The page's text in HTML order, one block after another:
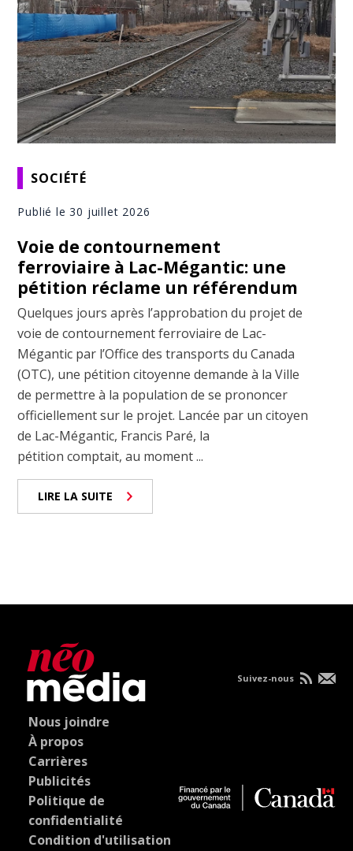
SOCIÉTÉ
Publié le 30 juillet 2026
Voie de contournement
ferroviaire à Lac-Mégantic: une
pétition réclame un référendum
Quelques jours après l’approbation du projet de
voie de contournement ferroviaire de Lac-
Mégantic par l’Office des transports du Canada
(OTC), une pétition citoyenne demande à la Ville
de permettre à la population de se prononcer
officiellement sur le projet. Lancée par un citoyen
de Lac-Mégantic, Francis Paré, la
pétition comptait, au moment ...
LIRE LA SUITE
Nous joindre
À propos
Carrières
Publicités
Politique de
confidentialité
Condition d'utilisation
Suivez-nous